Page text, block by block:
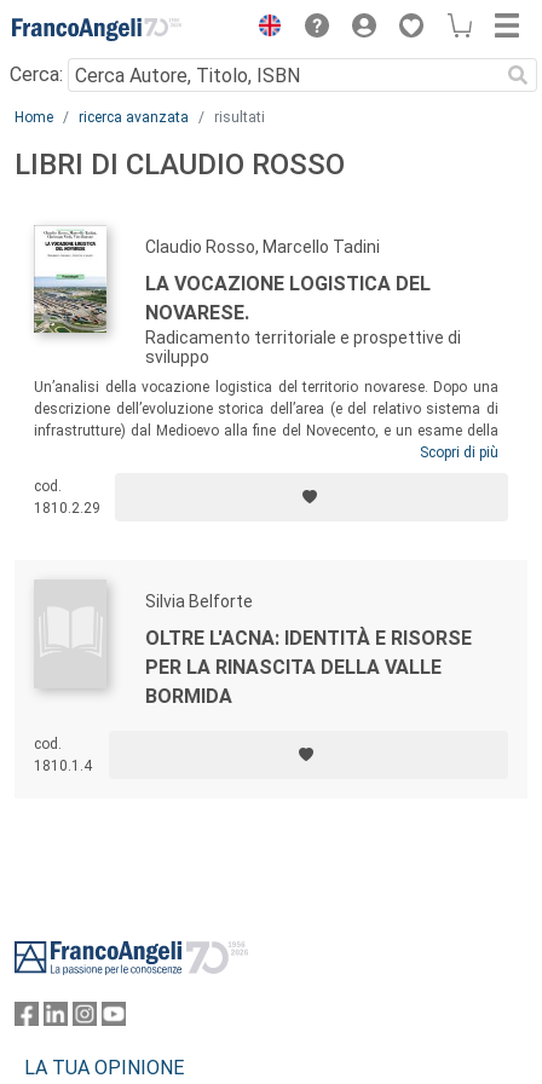
Menu
Cerca:
Main content
Home ricerca avanzata risultati
LIBRI DI CLAUDIO ROSSO
Claudio Rosso, Marcello Tadini
LA VOCAZIONE LOGISTICA DEL
NOVARESE.
Radicamento territoriale e prospettive di
sviluppo
Un’analisi della vocazione logistica del territorio novarese. Dopo una
descrizione dell’evoluzione storica dell’area (e del relativo sistema di
infrastrutture) dal Medioevo alla fine del Novecento, e un esame della
configurazione attuale dell’attività logistica sul territorio, il volume
rassegna dei principali strumenti a disposizione degli attori locali per
realizzarli e prefigura il futuro della logistica novarese.
Scopri di più
cod.
1810.2.29
Silvia Belforte
OLTRE L'ACNA: IDENTITÀ E RISORSE
PER LA RINASCITA DELLA VALLE
BORMIDA
cod.
1810.1.4
LA TUA OPINIONE